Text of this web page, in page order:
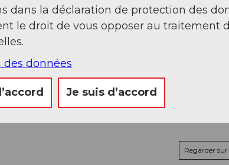
Regarder
dans la déclaration de protection des
le droit de vous opposer au traitement
données
Je suis d’accord